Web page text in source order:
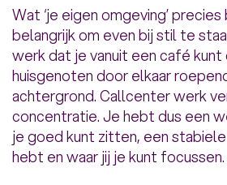
Wat ‘je eigen omgeving’
belangrijk om even bij stil te
werk dat je vanuit een café
huisgenoten door elkaar
achtergrond. Callcenter werk
concentratie. Je hebt dus een
je goed kunt zitten, een
hebt en waar jij je kunt focussen.